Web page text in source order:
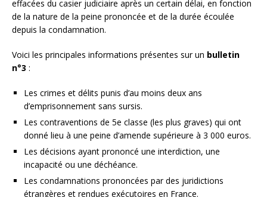
effacées du casier judiciaire après un certain délai, en fonction
de la nature de la peine prononcée et de la durée écoulée
depuis la condamnation.
Voici les principales informations présentes sur un bulletin
n°3 :
Les crimes et délits punis d’au moins deux ans
d’emprisonnement sans sursis.
Les contraventions de 5e classe (les plus graves) qui ont
donné lieu à une peine d’amende supérieure à 3 000 euros.
Les décisions ayant prononcé une interdiction, une
incapacité ou une déchéance.
Les condamnations prononcées par des juridictions
étrangères et rendues exécutoires en France.